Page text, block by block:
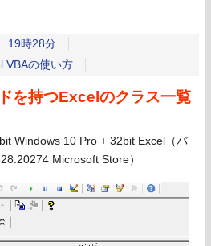
19時28分
VBAの使い方
を持つExcelのクラス一覧
Windows 10 Pro + 32bit Excel（バ
Microsoft Store）